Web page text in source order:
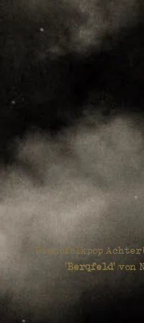
Pianofolkpop
'Berqfeld' von